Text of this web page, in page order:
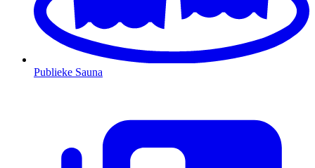
Publieke Sauna